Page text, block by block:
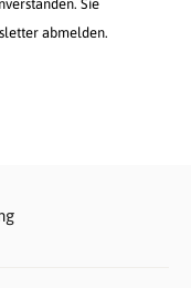
Sie
abmelden.